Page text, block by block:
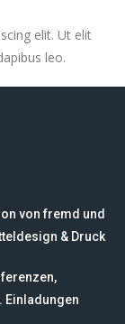
elit. Ut elit
leo.
von fremd und
& Druck
Einladungen